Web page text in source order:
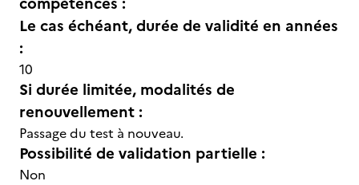
Le cas échéant, durée de validité en années
:
10
Si durée limitée, modalités de
renouvellement :
Passage du test à nouveau.
Possibilité de validation partielle :
Non